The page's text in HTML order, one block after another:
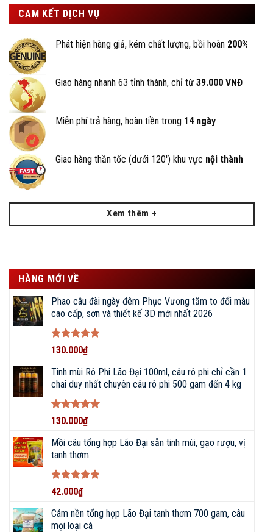
CAM KẾT DỊCH VỤ
Phát hiện hàng giả, kém chất lượng, bồi hoàn 200%
Giao hàng nhanh 63 tỉnh thành, chỉ từ 39.000 VNĐ
Miễn phí trả hàng, hoàn tiền trong 14 ngày
Giao hàng thần tốc (dưới 120') khu vực nội thành
Xem thêm +
HÀNG MỚI VỀ
Phao câu đài ngày đêm Phục Vương tăm to đổi màu
cao cấp, sơn và thiết kế 3D mới nhất 2026
Được xếp
5
sao
130.000₫
Tinh mùi Rô Phi Lão Đại 100ml, câu rô phi chỉ cần 1
chai duy nhất chuyên câu rô phi 500 gam đến 4 kg
Được xếp
5
sao
130.000₫
Mồi câu tổng hợp Lão Đại sẵn tinh mùi, gạo rượu, vị
tanh thơm
Được xếp
55
sao
42.000₫
Cám nền tổng hợp Lão Đại tanh thơm 700 gam, câu
mọi loại cá